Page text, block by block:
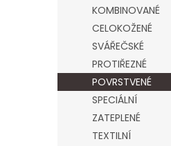
a
n
KOMBINOVANÉ
CELOKOŽENÉ
SVÁŘEČSKÉ
PROTIŘEZNÉ
POVRSTVENÉ
SPECIÁLNÍ
ZATEPLENÉ
TEXTILNÍ